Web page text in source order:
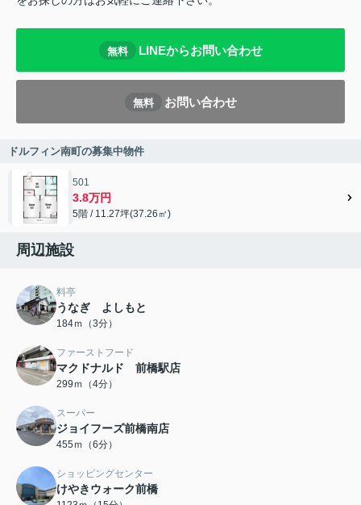
無料 LINEからお問い合わせ
無料 お問い合わせ
ドルフィン南町の募集中物件
501
3.8万円
5階 / 11.27坪(37.26㎡)
周辺施設
料亭
うなぎ よしもと
184ｍ（3分）
ファーストフード
マクドナルド 前橋駅店
299ｍ（4分）
スーパー
ジョイフーズ前橋南店
455ｍ（6分）
ショッピングセンター
けやきウォーク前橋